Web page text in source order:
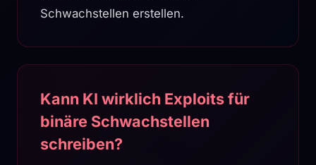
Schwachstellen erstellen.
Kann KI wirklich Exploits für
binäre Schwachstellen
schreiben?